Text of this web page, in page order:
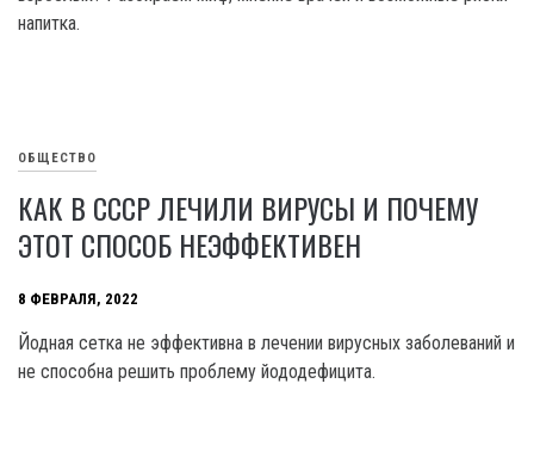
напитка.
ОБЩЕСТВО
КАК В СССР ЛЕЧИЛИ ВИРУСЫ И ПОЧЕМУ
ЭТОТ СПОСОБ НЕЭФФЕКТИВЕН
8 ФЕВРАЛЯ, 2022
Йодная сетка не эффективна в лечении вирусных заболеваний и
не способна решить проблему йододефицита.